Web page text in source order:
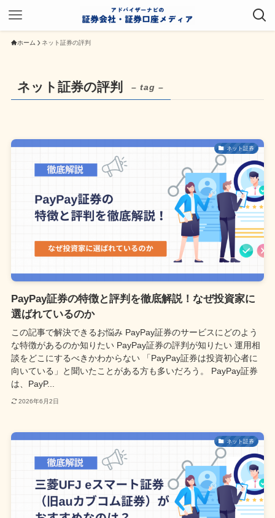
ホーム ネット証券の評判
ネット証券の評判 – tag –
ネット証券
PayPay証券の特徴と評判を徹底解説！なぜ投資家に
選ばれているのか
この記事で解決できるお悩み PayPay証券のサービスにどのよう
な特徴があるのか知りたい PayPay証券の評判が知りたい 運用相
談をどこにするべきかわからない 「PayPay証券は投資初心者に
向いている」と聞いたことがある方も多いだろう。 PayPay証券
は、PayP...
2026年6月2日
ネット証券